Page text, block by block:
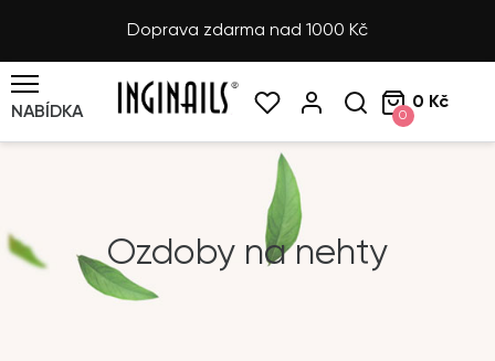
Doprava zdarma nad 1000 Kč
NABÍDKA 0
0 Kč
Ozdoby na nehty